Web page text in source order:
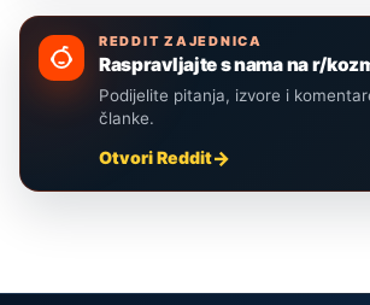
REDDIT ZAJEDNICA
Raspravljajte s nama na r/
Podijelite pitanja, izvore i
članke.
Otvori Reddit